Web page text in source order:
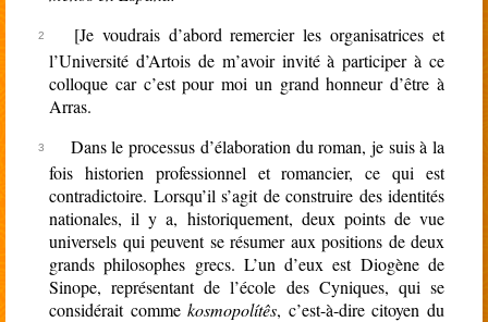
[Je voudrais d’abord remercier les organisatrices et
l’Université d’Artois de m’avoir invité à participer à ce
colloque car c’est pour moi un grand honneur d’être à
Arras.
Dans le processus d’élaboration du roman, je suis à la
fois historien professionnel et romancier, ce qui est
contradictoire. Lorsqu’il s’agit de construire des identités
nationales, il y a, historiquement, deux points de vue
universels qui peuvent se résumer aux positions de deux
grands philosophes grecs. L’un d’eux est Diogène de
Sinope, représentant de l’école des Cyniques, qui se
considérait commekosmopolítês, c’est-à-dire citoyen du